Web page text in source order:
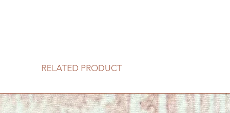
RELATED PRODUCT